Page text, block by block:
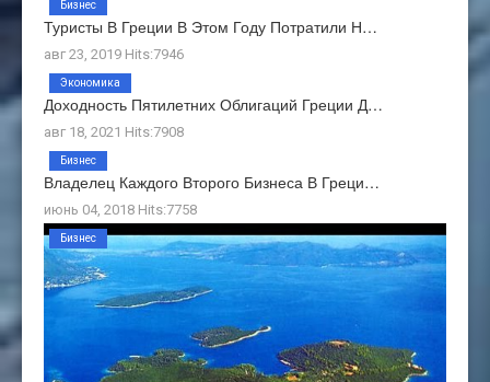
Туристы В Греции В Этом Году Потратили Н…
авг 23, 2019 Hits:7946
Бизнес
Доходность Пятилетних Облигаций Греции Д…
авг 18, 2021 Hits:7908
Экономика
Владелец Каждого Второго Бизнеса В Греци…
июнь 04, 2018 Hits:7758
Бизнес
Бизнес